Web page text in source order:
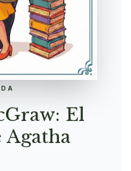
El
Agatha